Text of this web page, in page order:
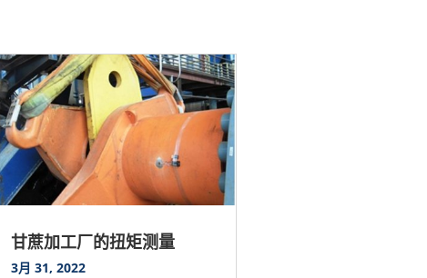
甘蔗加工厂的扭矩测量
3月 31, 2022